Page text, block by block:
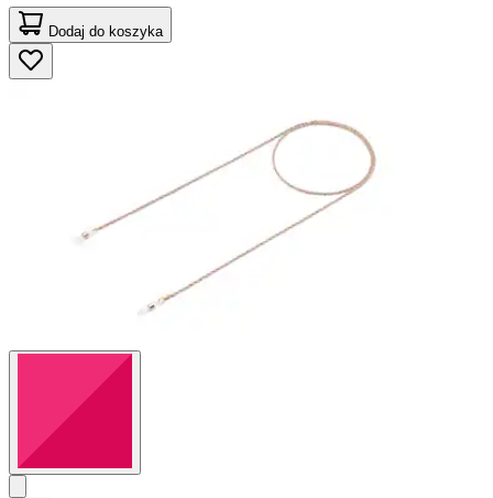
Dodaj do koszyka